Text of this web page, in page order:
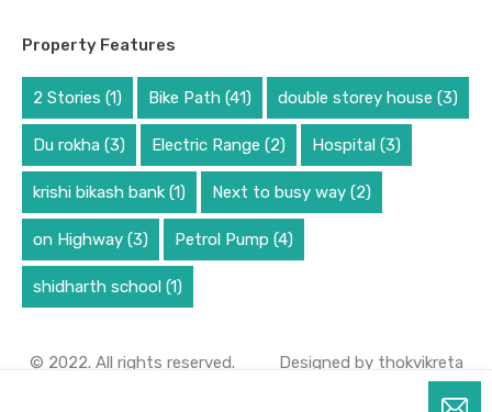
Property Features
2 Stories (1) Bike Path (41) double storey house (3)
Du rokha (3) Electric Range (2) Hospital (3)
krishi bikash bank (1) Next to busy way (2)
on Highway (3) Petrol Pump (4)
shidharth school (1)
© 2022. All rights reserved. Designed by thokvikreta